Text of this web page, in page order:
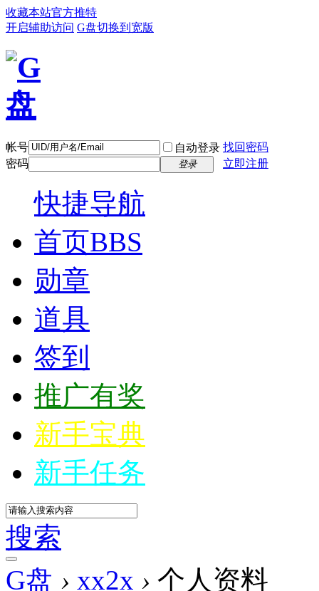
收藏本站官方推特
开启辅助访问 G盘切换到宽版
帐号 自动登录 找回密码
密码
登录 立即注册
快捷导航
首页BBS
勋章
道具
签到
推广有奖
新手宝典
新手任务
搜索
G盘 › xx2x › 个人资料